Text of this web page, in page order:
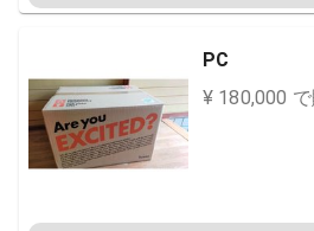
PC
¥ 180,000 で